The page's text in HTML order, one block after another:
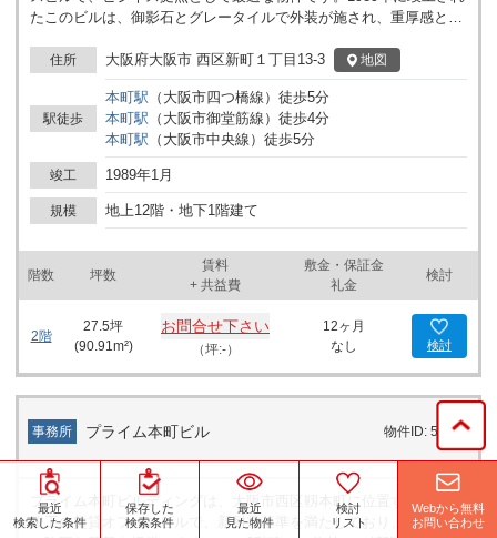
最近
検索した条件
保存した
検索条件
最近
見た物件
検討
リスト
Webから無料
お問い合わせ
たこのビルは、御影石とグレータイルで外装が施され、重厚感と洗
置され、スムーズな移動を可能にしています。また、セキュリティ
面でも機械警備システムが採用されており、平日昼間には警備員が
常駐しているので安心して業務に専念できます。 ビルの場所は四ツ
橋筋沿いの角地にあり、交通の便も非常に良好です。本町駅と西大
橋駅の中間に位置しており、どちらの駅からも徒歩でのアクセスが
可能です。また、近隣には多くの飲食店やコンビニエンスストア、
銀行ATMなどが揃い、ビジネスの合間に必要なリソースやリフレッ
シュのための施設が整っています。 エントランスはコンパクトなが
ら、ロビーやエレベーターホールは十分なスペースを持ち、快適で
清潔な印象です。共用部も良く整備されており、訪れるお客様にも
好印象を与えるでしょう。仕事場としての機能性もさることなが
ら、洗練されたデザインと立地の良さが、ビジネスパートナーや顧
階には24時間営業のフィットネスジム「JOYFIT24 西本町」があ
り、忙しいビジネスマンが空き時間を利用して健康を維持すること
も可能です。これにより、従業員の健康経営をサポートし、職場環
境の向上にも貢献します。 四ツ橋KFビルは、オフィス移転や新規
事業の開始、店舗の開設を検討されている企業様にとって、優れた
選択肢となるでしょう。このビルは外観、内装、そして周辺環境に
おいて、ビジネスに活力を与える要素が揃っています。効率の良い
交通アクセス、大阪市内の主要エリアへの容易な接近性、そして豊
かな周辺施設により、あらゆるビジネスニーズに応える最適なオフ
ィス環境を提供します。ぜひ、この機会に四ツ橋KFビルで新たなビ
住所 大阪府大阪市 西区新町１丁目13-3 地図
駅徒歩
本町駅 （ 大阪市四つ橋線 ） 徒歩5分
本町駅 （ 大阪市御堂筋線 ） 徒歩4分
本町駅 （ 大阪市中央線 ） 徒歩5分
竣工 1989年1月
規模 地上12階・地下1階建て
階数 坪数
賃料
+ 共益費
敷金・保証金
礼金
検討
2階
27.5坪
(90.91 m²)
お問合せ下さい
（坪:-）
12ヶ月
なし
検討
事務所 プライム本町ビル 物件ID: 54564
プライム本町ビルディングは、大阪市西区靱本町に位置する2009年
竣工の賃貸オフィスビルで、新耐震基準を満たしており、ビジネス